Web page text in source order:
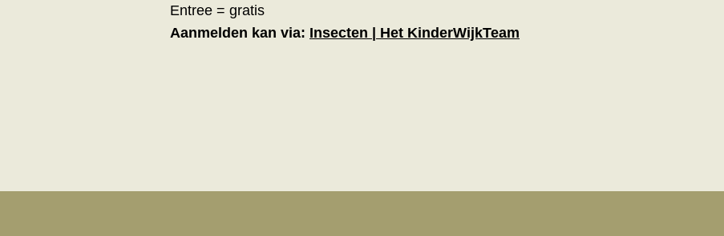
Entree = gratis
Aanmelden kan via: Insecten | Het KinderWijkTeam